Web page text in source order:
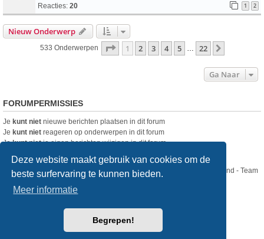
Deze website maakt gebruik van cookies om de
beste surfervaring te kunnen bieden.
Meer informatie
Begrepen!
Reacties: 20 1 2
Nieuw Onderwerp
533 Onderwerpen Pagina Van22
1 2 3 4 5 22
Ga Naar
FORUMPERMISSIES
Je kunt niet nieuwe berichten plaatsen in dit forum
Je kunt niet reageren op onderwerpen in dit forum
Jekunt nietje eigen berichten wijzigen in dit forum
Nikon Club Nederland - Team
Forum
Copyright © Nikon Club Nederland 2023
® Forum Software © phpBB Limited
created by INVENTEA & v12mike